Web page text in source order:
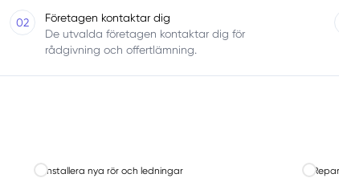
02
Företagen kontaktar dig
De utvalda företagen kontaktar dig för
rådgivning och offertlämning.
Installera nya rör och ledningar